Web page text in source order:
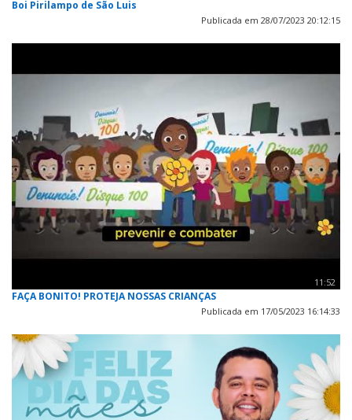
Boi Pirilampo de São Luis
Publicada em 28/07/2023 20:12:15
11:52
FAÇA BONITO! PROTEJA NOSSAS CRIANÇAS
Publicada em 17/05/2023 16:14:33